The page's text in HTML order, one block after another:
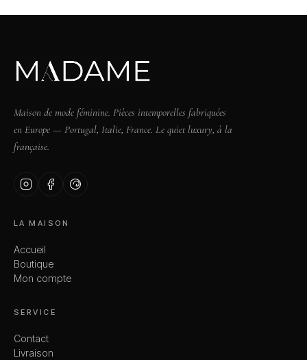
Maison de mode féminine. Pièces intemporelles fabriquées
en Europe — Portugal, Italie, France. Le quiet luxury, à la
française.
LA MAISON
Accueil
Boutique
Mon compte
SERVICE
Contact
Livraison